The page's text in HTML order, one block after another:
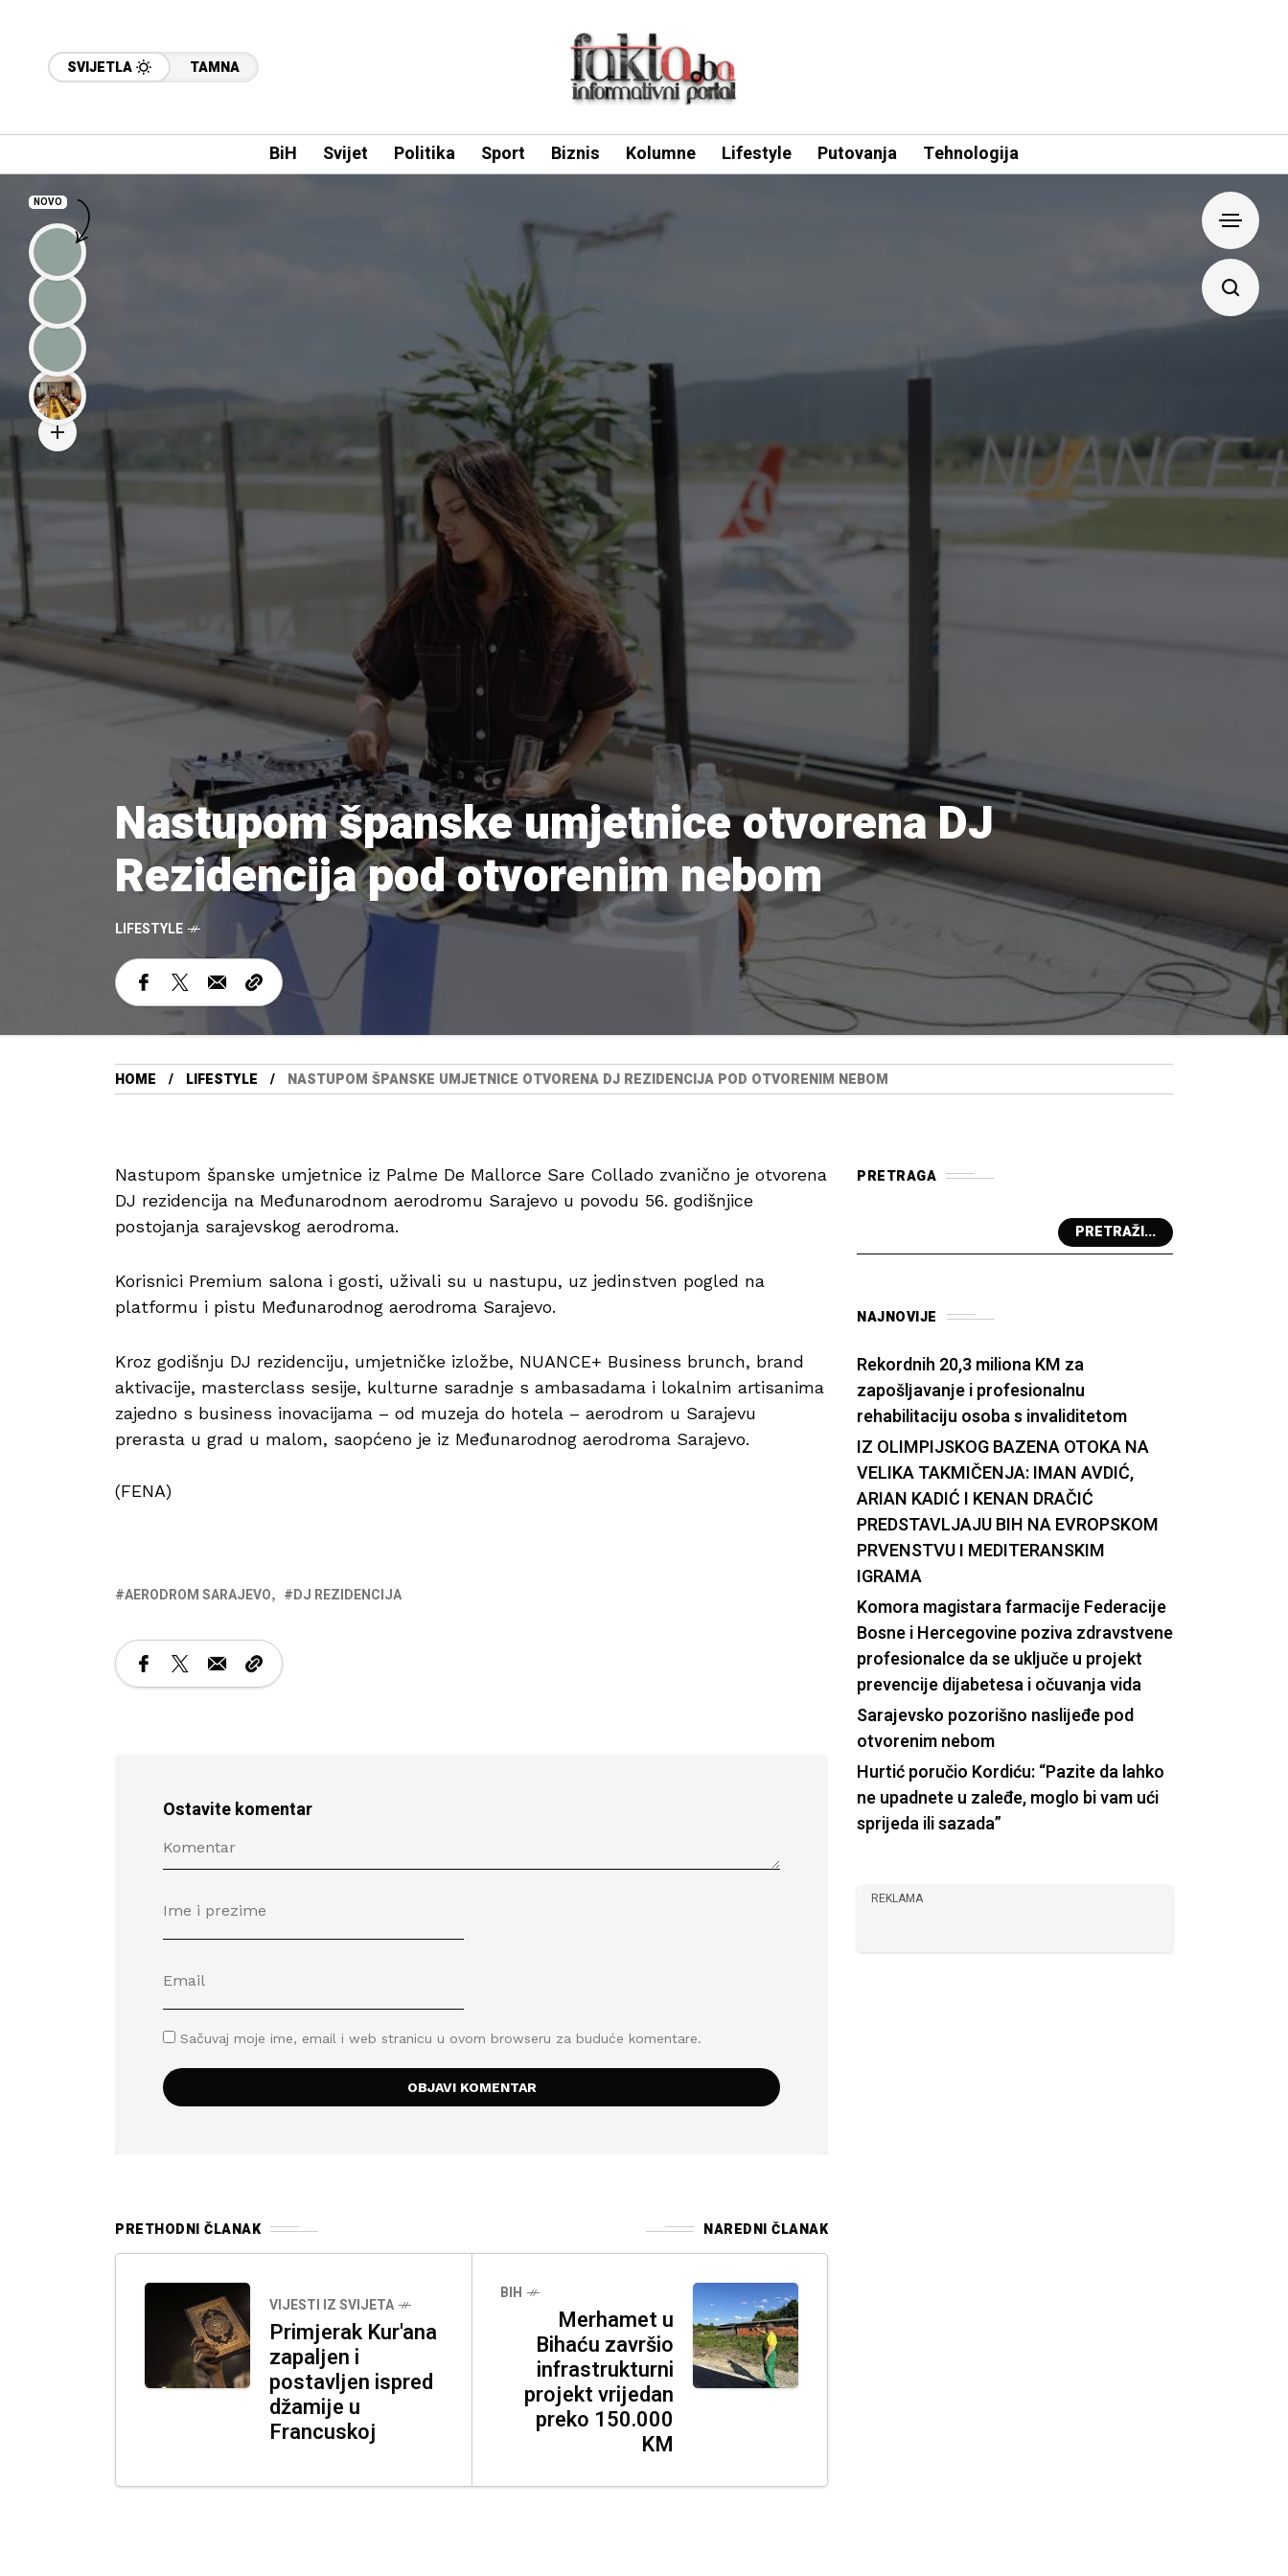
SVIJETLA TAMNA
BiH Svijet Politika Sport Biznis Kolumne Lifestyle Putovanja Tehnologija
Nastupom španske umjetnice otvorena DJ
Rezidencija pod otvorenim nebom
LIFESTYLE
HOME LIFESTYLE NASTUPOM ŠPANSKE UMJETNICE OTVORENA DJ REZIDENCIJA POD OTVORENIM NEBOM
Nastupom španske umjetnice iz Palme De Mallorce Sare Collado zvanično je otvorena
DJ rezidencija na Međunarodnom aerodromu Sarajevo u povodu 56. godišnjice
postojanja sarajevskog aerodroma.
Korisnici Premium salona i gosti, uživali su u nastupu, uz jedinstven pogled na
platformu i pistu Međunarodnog aerodroma Sarajevo.
Kroz godišnju DJ rezidenciju, umjetničke izložbe, NUANCE+ Business brunch, brand
aktivacije, masterclass sesije, kulturne saradnje s ambasadama i lokalnim artisanima
zajedno s business inovacijama – od muzeja do hotela – aerodrom u Sarajevu
prerasta u grad u malom, saopćeno je iz Međunarodnog aerodroma Sarajevo.
(FENA)
AERODROM SARAJEVO DJ REZIDENCIJA
Ostavite komentar
Sačuvaj moje ime, email i web stranicu u ovom browseru za buduće komentare.
PRETHODNI ČLANAK NAREDNI ČLANAK
VIJESTI IZ SVIJETA
Primjerak Kur'ana
zapaljen i
postavljen ispred
džamije u
Francuskoj
BIH
Merhamet u
Bihaću završio
infrastrukturni
projekt vrijedan
preko 150.000
KM
PRETRAGA
PRETRAŽI...
NAJNOVIJE
Rekordnih 20,3 miliona KM za
zapošljavanje i profesionalnu
rehabilitaciju osoba s invaliditetom
IZ OLIMPIJSKOG BAZENA OTOKA NA
VELIKA TAKMIČENJA: IMAN AVDIĆ,
ARIAN KADIĆ I KENAN DRAČIĆ
PREDSTAVLJAJU BIH NA EVROPSKOM
PRVENSTVU I MEDITERANSKIM
IGRAMA
Komora magistara farmacije Federacije
Bosne i Hercegovine poziva zdravstvene
profesionalce da se uključe u projekt
prevencije dijabetesa i očuvanja vida
Sarajevsko pozorišno naslijeđe pod
otvorenim nebom
Hurtić poručio Kordiću: “Pazite da lahko
ne upadnete u zaleđe, moglo bi vam ući
sprijeda ili sazada”
REKLAMA
NOVO